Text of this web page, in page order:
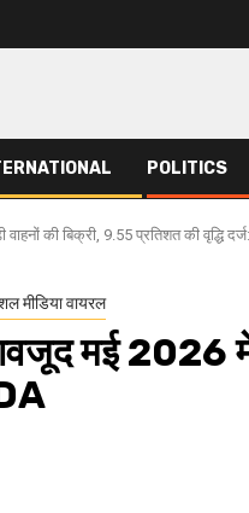
POLITICS
की बिक्री, 9.55 प्रतिशत की वृद्धि
मीडिया वायरल
मई 2026